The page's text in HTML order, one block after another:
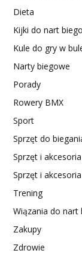
Dieta
Kijki do nart
Kule do gry w
Narty biegowe
Porady
Rowery BMX
Sport
Sprzęt do
Sprzęt i
Sprzęt i
Trening
Wiązania do nart
Zakupy
Zdrowie